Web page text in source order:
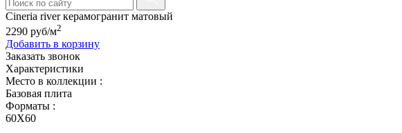
Cineria river керамогранит матовый
2290 руб/м2
Добавить в корзину
Заказать звонок
Характеристики
Место в коллекции :
Базовая плита
Форматы :
60X60